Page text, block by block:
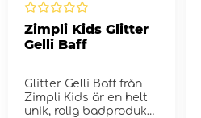
Zimpli Kids Glitter
Gelli Baff
Glitter Gelli Baff från
Zimpli Kids är en helt
unik, rolig badprodukt